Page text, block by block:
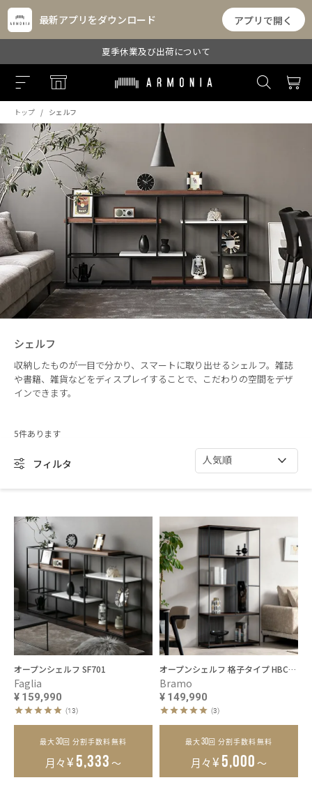
最新アプリをダウンロード アプリで開く
夏季休業及び出荷について
トップ シェルフ
シェルフ
収納したものが一目で分かり、スマートに取り出せるシェルフ。雑誌
や書籍、雑貨などをディスプレイすることで、こだわりの空間をデザ
インできます。
5
フィルタ 人気順
オープンシェルフ SF701
Faglia
¥ 159,990
(13)
最大30 回 分割手数料無料
月々¥ 5,333 ～
オープンシェルフ 格子タイプ HBC-058SF
Bramo
¥ 149,990
(3)
最大30 回 分割手数料無料
月々¥ 5,000 ～